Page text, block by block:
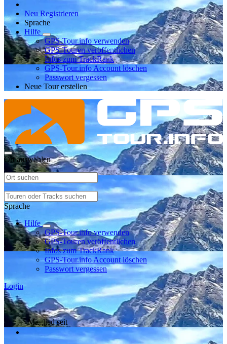
Neu Registrieren
Sprache
Hilfe
GPS-Tour.info verwenden
GPS-Touren veröffentlichen
Infos zum TrackRank
GPS-Tour.info Account löschen
Passwort vergessen
Neue Tour erstellen
Ort auswählen
Sprache
Hilfe
GPS-Tour.info verwenden
GPS-Touren veröffentlichen
Infos zum TrackRank
GPS-Tour.info Account löschen
Passwort vergessen
Login
Mitglied seit